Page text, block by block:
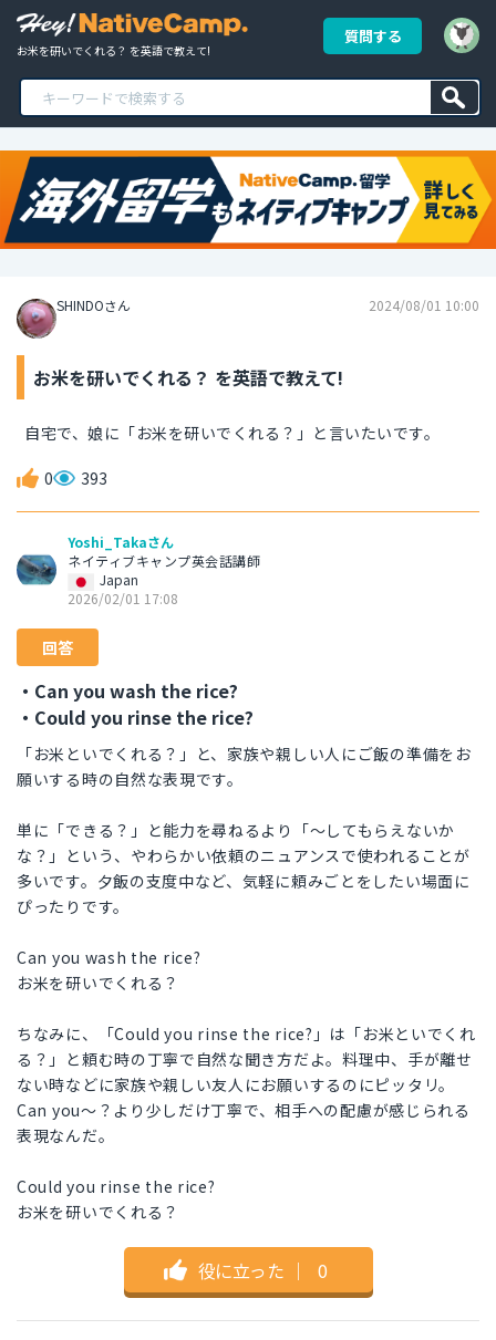
お米を研いでくれる？ を英語で教えて!
質問する
SHINDOさん 2024/08/01 10:00
お米を研いでくれる？ を英語で教えて!
自宅で、娘に「お米を研いでくれる？」と言いたいです。
0 393
Yoshi_Takaさん
ネイティブキャンプ英会話講師
Japan
2026/02/01 17:08
回答
・Can you wash the rice?
・Could you rinse the rice?
「お米といでくれる？」と、家族や親しい人にご飯の準備をお
願いする時の自然な表現です。
単に「できる？」と能力を尋ねるより「〜してもらえないか
な？」という、やわらかい依頼のニュアンスで使われることが
多いです。夕飯の支度中など、気軽に頼みごとをしたい場面に
ぴったりです。
Can you wash the rice?
お米を研いでくれる？
ちなみに、「Could you rinse the rice?」は「お米といでくれ
る？」と頼む時の丁寧で自然な聞き方だよ。料理中、手が離せ
ない時などに家族や親しい友人にお願いするのにピッタリ。
Can you〜？より少しだけ丁寧で、相手への配慮が感じられる
表現なんだ。
Could you rinse the rice?
お米を研いでくれる？
役に立った ｜ 0